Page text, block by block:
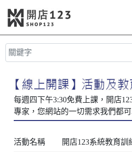
活動名稱 開店123系統教育